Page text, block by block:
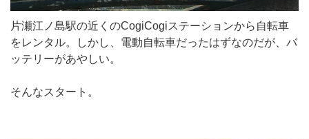
片瀬江ノ島駅の近くのCogiCogiステーションから自転車
をレンタル。しかし、電動自転車だったはずなのだが、バ
ッテリーがあやしい。
そんなスタート。